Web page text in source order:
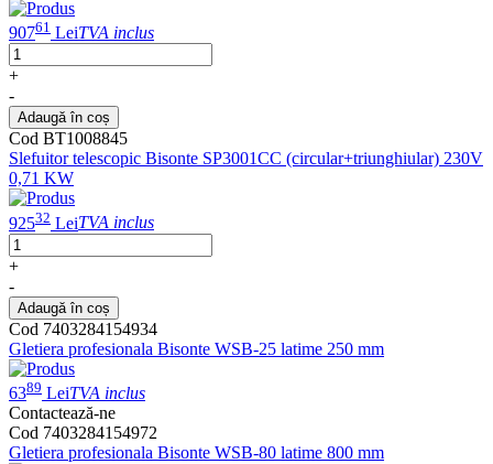
90761 LeiTVA inclus
+
-
Adaugă în coș
Cod BT1008845
Slefuitor telescopic Bisonte SP3001CC (circular+triunghiular) 230V
0,71 KW
92532 LeiTVA inclus
+
-
Adaugă în coș
Cod 7403284154934
Gletiera profesionala Bisonte WSB-25 latime 250 mm
6389 LeiTVA inclus
Contactează-ne
Cod 7403284154972
Gletiera profesionala Bisonte WSB-80 latime 800 mm